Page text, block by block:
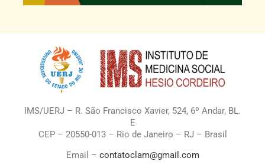
IMS/UERJ – R. São Francisco Xavier, 524, 6º Andar, BL.
E
CEP – 20550-013 – Rio de Janeiro – RJ – Brasil
Email – contatoclam@gmail.com